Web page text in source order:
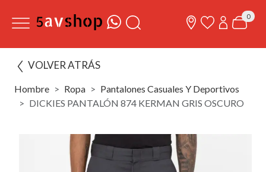
0
VOLVER ATRÁS
Hombre Ropa
Pantalones Casuales Y Deportivos
DICKIES PANTALÓN 874 KERMAN GRIS OSCURO